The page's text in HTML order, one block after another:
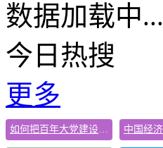
数据加载中...
今日热搜
更多
如何把百年大党建设得更加坚强有力